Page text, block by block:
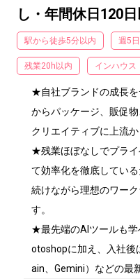
し・年間休日120
駅から徒歩5分以内 週5
残業20h以内 インハウス
★自社ブランドの成長を
からパッケージ、販促
クリエイティブに上流
★残業ほぼなしでプライ
て効率化を徹底してい
続けながら理想のワー
す。
★最先端のAIツールも
otoshopに加え、入社後
ain、Gemini）などの最